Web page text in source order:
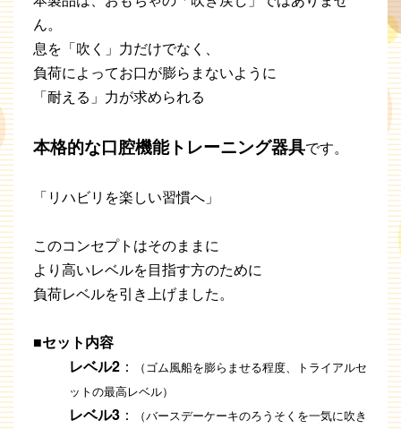
ん。
息を「吹く」力だけでなく、
負荷によってお口が膨らまないように
「耐える」力が求められる
本格的な口腔機能トレーニング器具です。
「リハビリを楽しい習慣へ」
このコンセプトはそのままに
より高いレベルを目指す方のために
負荷レベルを引き上げました。
■セット内容
レベル2 ：
（ゴム風船を膨らませる程度、トライアルセ
ットの最高レベル）
レベル3 ：
（バースデーケーキのろうそくを一気に吹き